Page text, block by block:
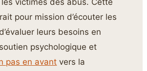
pour mission d’écouter les
leurs besoins en
psychologique et
pas en avant vers la